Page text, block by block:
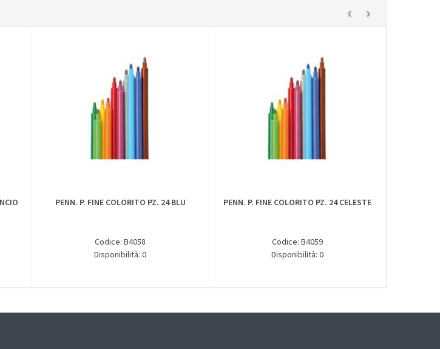
‹ ›
PENN. P. FINE COLORITO PZ. 24 BLU
Codice: B4058
Disponibilità: 0
PENN. P. FINE COLORITO PZ. 24 CELESTE
Codice: B4059
Disponibilità: 0